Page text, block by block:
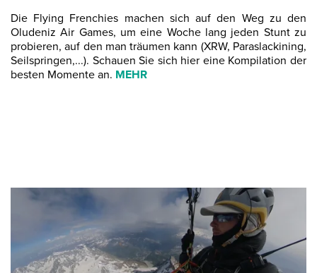
Die Flying Frenchies machen sich auf den Weg zu den
Oludeniz Air Games, um eine Woche lang jeden Stunt zu
probieren, auf den man träumen kann (XRW, Paraslackining,
Seilspringen,...). Schauen Sie sich hier eine Kompilation der
besten Momente an. MEHR